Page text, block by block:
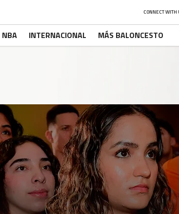
CONNECT WITH
NBA INTERNACIONAL MÁS BALONCESTO